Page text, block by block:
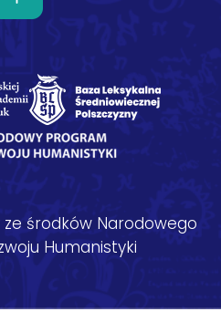
środków Narodowego
Humanistyki